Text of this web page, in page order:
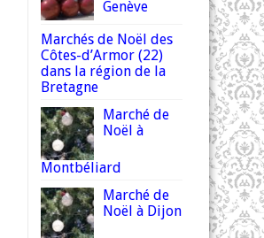
Genève
Marchés de Noël des
Côtes-d’Armor (22)
dans la région de la
Bretagne
Marché de
Noël à
Montbéliard
Marché de
Noël à Dijon